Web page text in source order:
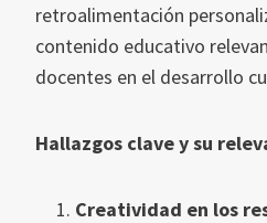
retroalimentación
contenido educativo
docentes en el desarrollo
Hallazgos clave y su
Creatividad en los